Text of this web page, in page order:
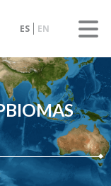
ES EN